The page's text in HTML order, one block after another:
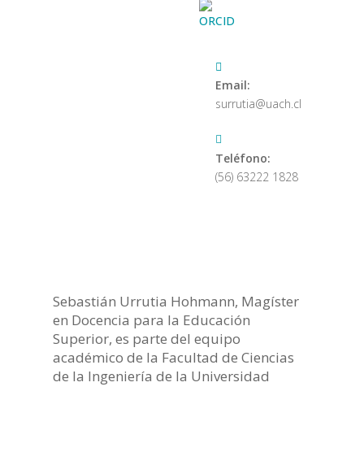
Email:
surrutia@uach.cl
Teléfono:
(56) 63222 1828
Sebastián Urrutia Hohmann, Magíster
en Docencia para la Educación
Superior, es parte del equipo
académico de la Facultad de Ciencias
de la Ingeniería de la Universidad